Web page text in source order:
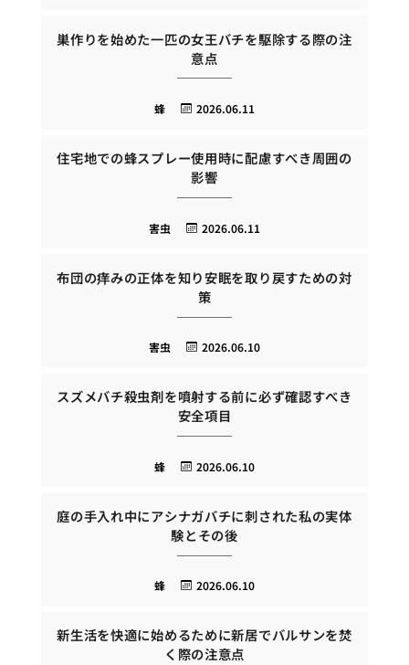
巣作りを始めた一匹の女王バチを駆除する際の注
意点
2026.06.11
蜂
住宅地での蜂スプレー使用時に配慮すべき周囲の
影響
2026.06.11
害虫
布団の痒みの正体を知り安眠を取り戻すための対
策
2026.06.10
害虫
スズメバチ殺虫剤を噴射する前に必ず確認すべき
安全項目
2026.06.10
蜂
庭の手入れ中にアシナガバチに刺された私の実体
験とその後
2026.06.10
蜂
新生活を快適に始めるために新居でバルサンを焚
く際の注意点